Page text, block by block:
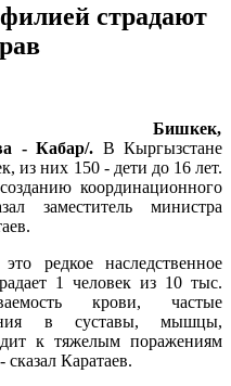
страдают
Бишкек,
- Кабар/. В Кыргызстане
из них 150 - дети до 16 лет.
координационного
заместитель министра
редкое наследственное
1 человек из 10 тыс.
крови, частые
в суставы, мышцы,
к тяжелым поражениям
Каратаев.